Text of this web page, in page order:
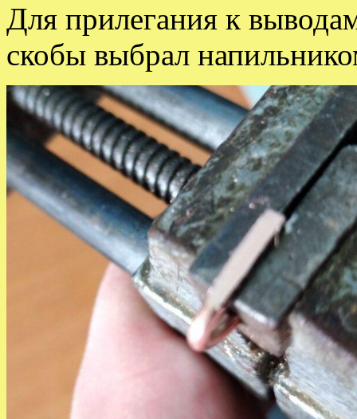
Для прилегания к
скобы выбрал